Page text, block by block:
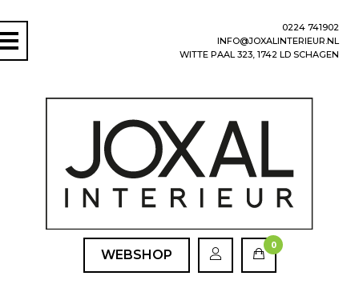
0224 741902
INFO@JOXALINTERIEUR.NL
WITTE PAAL 323, 1742 LD SCHAGEN
WEBSHOP
0